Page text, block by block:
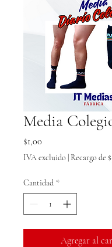
Media
$1,00
IVA excluido Recargo de
Cantidad *
Agregar al